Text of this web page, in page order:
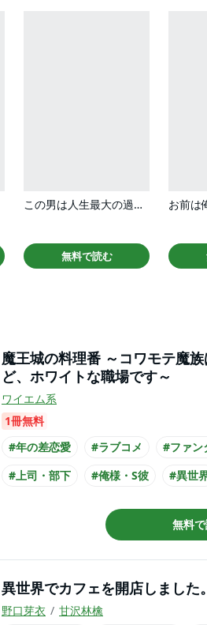
この男は人生最大の過ちです
無料で読む
魔王城の料理番 ～コワモテ魔
ど、ホワイトな職場です～
ワイエム系
1冊無料
#年の差恋愛
#ラブコメ
#ファン
#上司・部下
#俺様・S彼
#異世
#主人公が20代女性
無料
異世界でカフェを開店しました。
野口芽衣
甘沢林檎